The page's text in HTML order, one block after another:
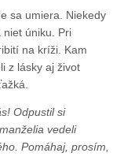
sa umiera. Niekedy
niet úniku. Pri
na kríži. Kam
z lásky aj život
Odpustil si
vedeli
Pomáhaj, prosím,